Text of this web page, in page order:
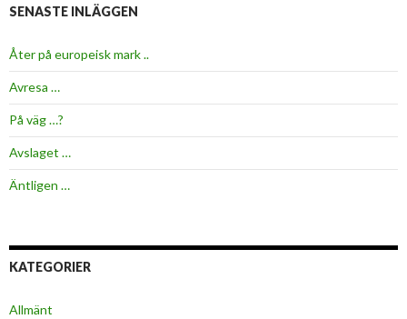
SENASTE INLÄGGEN
Åter på europeisk mark ..
Avresa …
På väg …?
Avslaget …
Äntligen …
KATEGORIER
Allmänt